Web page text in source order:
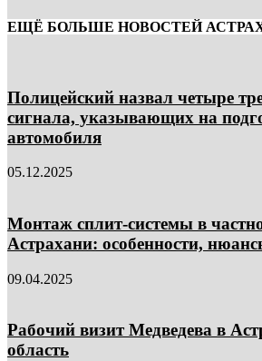
ЕЩЁ БОЛЬШЕ НОВОСТЕЙ
Полицейский назвал четыре
сигнала, указывающих на
автомобиля
05.12.2025
Монтаж сплит-системы в
Астрахани: особенности,
09.04.2025
Рабочий визит Медведева в
область